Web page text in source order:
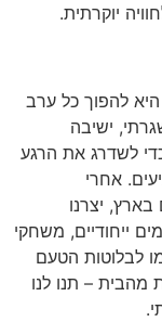
יוקרתית.
היא להפוך כל ערב
ישיבה
לשדרג את הרגע
אחרי
בארץ, יצרנו
ייחודיים, משחקי
לבלוטות הטעם
– תנו לנו